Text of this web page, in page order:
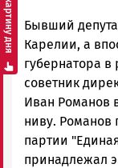
и
Карелии
|
Петрозаводск
ГОВОРИТ
Бывший
Карелии, а
губернатора в
советник
Иван Романов
ниву. Романов
партии
принадлежал